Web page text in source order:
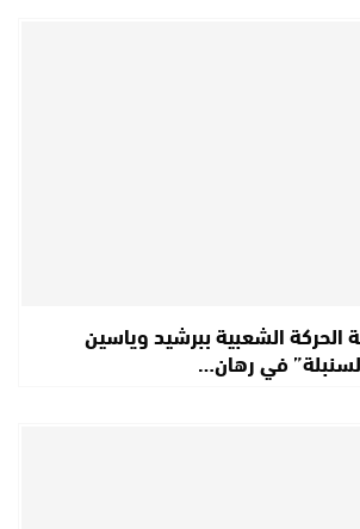
الحركة الشعبية ببرشيد وياسين
في رهان…